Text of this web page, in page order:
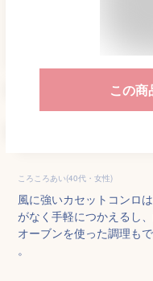
この商
ころころあい(40代・女性)
風に強いカセットコンロ
がなく手軽につかえるし
オーブンを使った調理も
。